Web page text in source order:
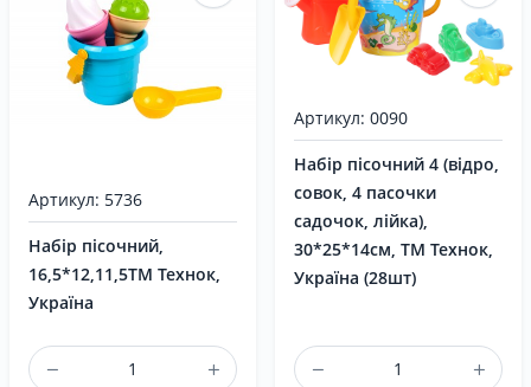
Артикул: 5736
Набір пісочний,
16,5*12,11,5ТМ Технок,
Україна
Артикул: 0090
Набір пісочний 4 (відро,
совок, 4 пасочки
садочок, лійка),
30*25*14см, ТМ Технок,
Україна (28шт)